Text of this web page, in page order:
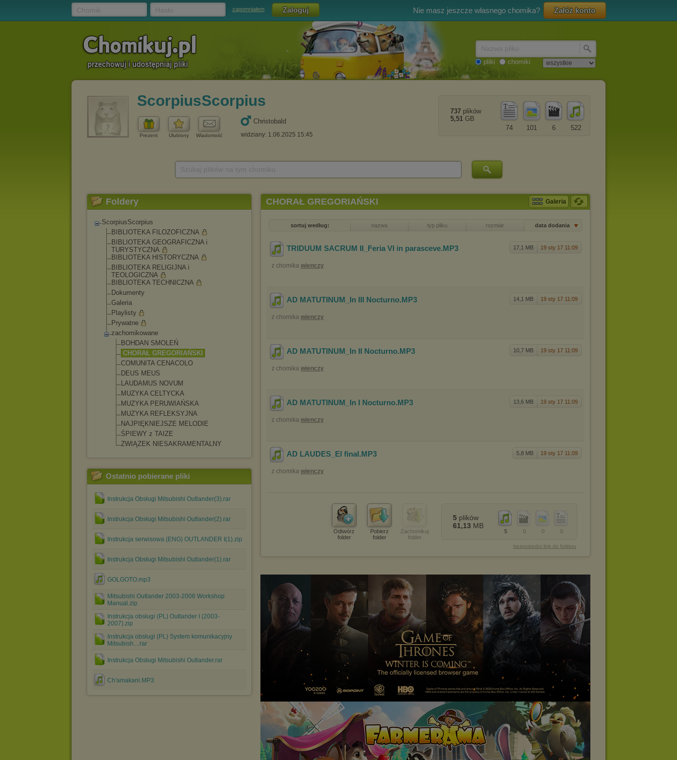
zapomniałem Nie masz jeszcze własnego chomika? Załóż konto
pliki chomiki
ScorpiusScorpius
Prezent Ulubiony Wiadomość
Christobald
widziany: 1.06.2025 15:45
522
6
101
74
737 plików
5,51 GB
Foldery
ScorpiusScorpius
BIBLIOTEKA FILOZOFICZNA
BIBLIOTEKA GEOGRAFICZNA i
TURYSTYCZNA
BIBLIOTEKA HISTORYCZNA
BIBLIOTEKA RELIGIJNA i
TEOLOGICZNA
BIBLIOTEKA TECHNICZNA
Dokumenty
Galeria
Playlisty
Prywatne
zachomikowane
BOHDAN SMOLEŃ
CHORAŁ GREGORIAŃSKI
COMUNITA CENACOLO
DEUS MEUS
LAUDAMUS NOVUM
MUZYKA CELTYCKA
MUZYKA PERUWIAŃSKA
MUZYKA REFLEKSYJNA
NAJPIĘKNIEJSZE MELODIE
ŚPIEWY z TAIZE
ZWIĄZEK NIESAKRAMENTALNY
Ostatnio pobierane pliki
Instrukcja Obsługi Mitsubishi Outlander(3).rar
Instrukcja Obsługi Mitsubishi Outlander(2).rar
Instrukcja serwisowa (ENG) OUTLANDER I(1).zip
Instrukcja Obsługi Mitsubishi Outlander(1).rar
GOLGOTO.mp3
Mitsubishi Outlander 2003-2006 Workshop
Manual.zip
Instrukcja obsługi (PL) Outlander I (2003-
2007).zip
Instrukcja obsługi (PL) System komunikacyjny
Mitsubish....rar
Instrukcja Obsługi Mitsubishi Outlander.rar
Ch'amakani.MP3
CHORAŁ GREGORIAŃSKI Galeria
sortuj według: nazwa typ pliku rozmiar data dodania
17,1 MB 19 sty 17 11:09
TRIDUUM SACRUM II_Feria VI in parasceve.MP3
z chomika wienczy
14,1 MB 19 sty 17 11:09
AD MATUTINUM_In III Nocturno.MP3
z chomika wienczy
10,7 MB 19 sty 17 11:09
AD MATUTINUM_In II Nocturno.MP3
z chomika wienczy
13,6 MB 19 sty 17 11:09
AD MATUTINUM_In I Nocturno.MP3
z chomika wienczy
5,8 MB 19 sty 17 11:09
AD LAUDES_El final .MP3
z chomika wienczy
Odtwórz
folder
Pobierz
folder
Zachomikuj
folder
0
0
0
5
5 plików
61,13 MB
bezpośredni link do folderu